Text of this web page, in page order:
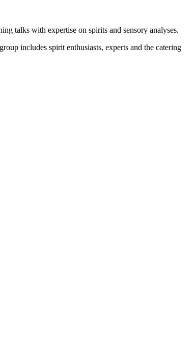
talks with expertise on spirits and sensory analyses.
includes spirit enthusiasts, experts and the catering